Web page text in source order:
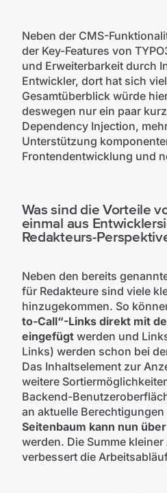
Neben der CMS-
der Key-Features von
und Erweiterbarkeit durch
Entwickler, dort hat sich
Gesamtüberblick würde
deswegen nur ein paar
Dependency Injection,
Unterstützung
Frontendentwicklung und
Was sind die Vorteile
einmal aus
Redakteurs-
Neben den bereits
für Redakteure sind viele
hinzugekommen. So
to-Call“-Links direkt mit
eingefügtwerden und
Links) werden schon bei
Das Inhaltselement zur
weitere
Backend-
an aktuelle
Seitenbaum kann nun
werden. Die Summe
verbessert die